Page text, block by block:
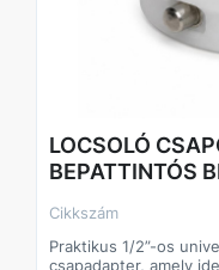
LOCSOLÓ
BEPATTINTÓS
Cikkszám
Praktikus 1/2”-os
csapadapter, amely